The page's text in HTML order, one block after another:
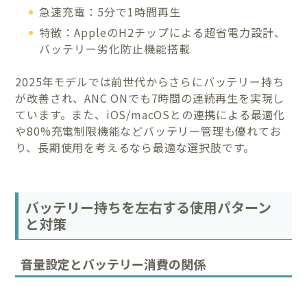
急速充電：5分で1時間再生
特徴：AppleのH2チップによる超省電力設計、
バッテリー劣化防止機能搭載
2025年モデルでは前世代からさらにバッテリー持ち
が改善され、ANC ONでも7時間の連続再生を実現し
ています。また、iOS/macOSとの連携による最適化
や80%充電制限機能などバッテリー管理も優れてお
り、長期使用を考えるなら最適な選択肢です。
バッテリー持ちを左右する使用パターン
と対策
音量設定とバッテリー消費の関係